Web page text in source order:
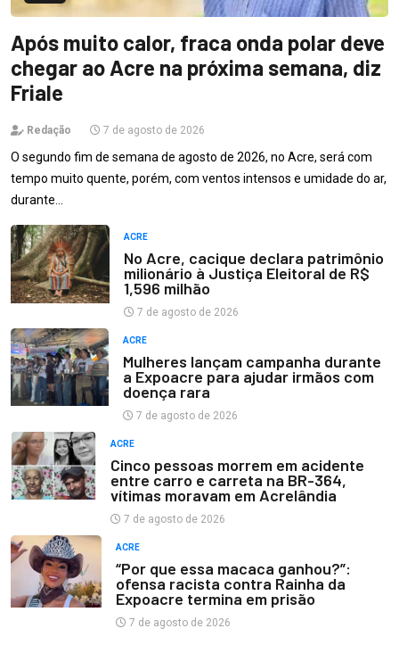
Após muito calor, fraca onda polar deve
chegar ao Acre na próxima semana, diz
Friale
Redação 7 de agosto de 2026
O segundo fim de semana de agosto de 2026, no Acre, será com
tempo muito quente, porém, com ventos intensos e umidade do ar,
durante…
ACRE
No Acre, cacique declara patrimônio
milionário à Justiça Eleitoral de R$
1,596 milhão
7 de agosto de 2026
ACRE
Mulheres lançam campanha durante
a Expoacre para ajudar irmãos com
doença rara
7 de agosto de 2026
ACRE
Cinco pessoas morrem em acidente
entre carro e carreta na BR-364,
vítimas moravam em Acrelândia
7 de agosto de 2026
ACRE
“Por que essa macaca ganhou?”:
ofensa racista contra Rainha da
Expoacre termina em prisão
7 de agosto de 2026